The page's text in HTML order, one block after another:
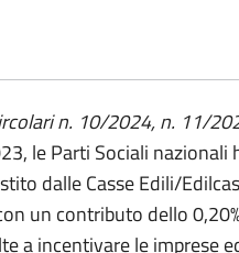
n. 10/2024, n. 11/
le Parti Sociali
dalle Casse Edili/
un contributo dello
a incentivare le imprese